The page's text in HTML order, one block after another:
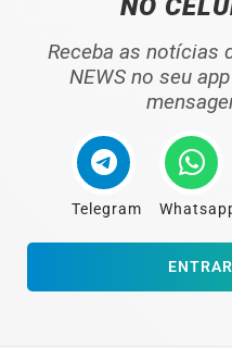
NO
Receba as notícias
NEWS no seu
Telegram
ENTRAR